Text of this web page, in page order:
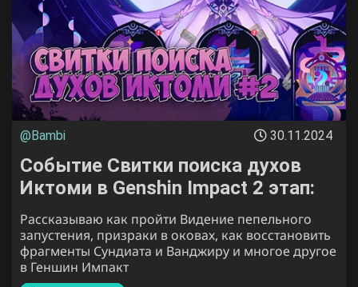
@Bambi 30.11.2024
Событие Свитки поиска духов
Иктоми в Genshin Impact 2 этап:
как пройти Сумеречный фрагмент
Сундиата и Ванджиру
Рассказываю как пройти Видение пепельного
запустения, призраки в оковах, как восстановить
фрагменты Сундиата и Ванджиру и многое другое
в Геншин Импакт